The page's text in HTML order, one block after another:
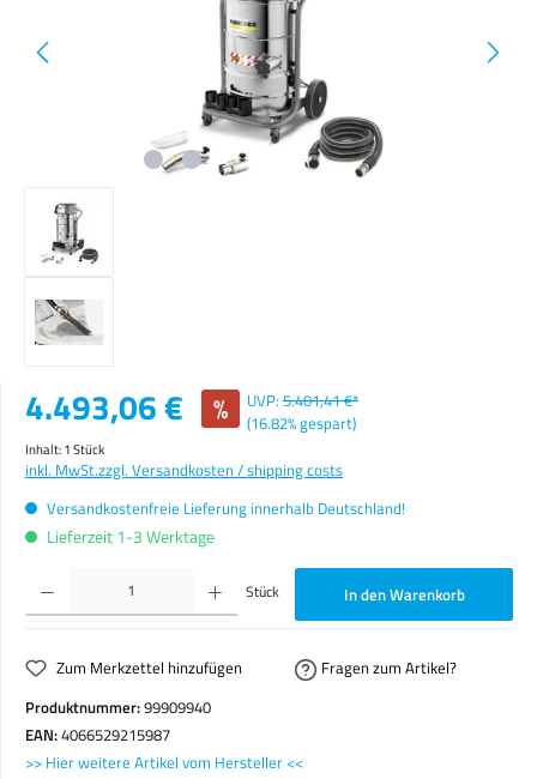
Verkaufspreis:
4.493,06 € % UVP: 5.401,41 €*
(16.82% gespart)
Inhalt:1 Stück
inkl. MwSt.zzgl. Versandkosten / shipping costs
Versandkostenfreie Lieferung innerhalb Deutschland!
Lieferzeit 1-3 Werktage
Produkt Anzahl: Gib den gewünschten Wert ein oder benutze die Schaltflächen um die Anzahl zu
Stück In den Warenkorb
Zum Merkzettel hinzufügen
Fragen zum Artikel?
Produktnummer:99909940
EAN:4066529215987
>> Hier weitere Artikel vom Hersteller <<